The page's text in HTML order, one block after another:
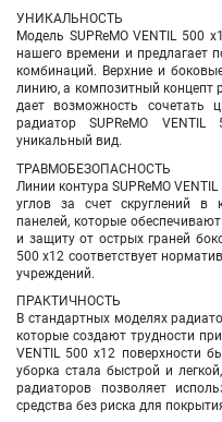
УНИКАЛЬНОСТЬ
Модель SUPReMO VENTIL 500
нашего времени и предлагает
комбинаций. Верхние и
линию, а композитный концепт
дает возможность сочетать
радиатор SUPReMO
уникальный вид.
ТРАВМОБЕЗОПАСНОСТЬ
Линии контура SUPReMO
углов за счет скруглений в
панелей, которые
и защиту от острых граней
500 х12 соответствует
учреждений.
ПРАКТИЧНОСТЬ
В стандартных моделях
которые создают трудности
VENTIL 500 х12 поверхности
уборка стала быстрой и
радиаторов позволяет
средства без риска для